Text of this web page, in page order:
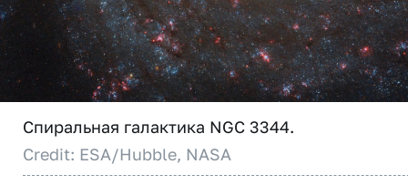
Спиральная галактика NGC 3344.
Credit: ESA/Hubble, NASA